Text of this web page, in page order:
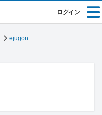
ログイン
ejugon